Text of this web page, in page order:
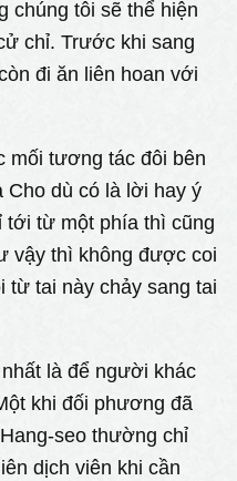
chúng tôi sẽ thể hiện
chỉ. Trước khi sang
đi ăn liên hoan với
mối tương tác đôi bên
dù có là lời hay ý
tới từ một phía thì cũng
vậy thì không được coi
từ tai này chảy sang tai
là để người khác
khi đối phương đã
seo thường chỉ
dịch viên khi cần